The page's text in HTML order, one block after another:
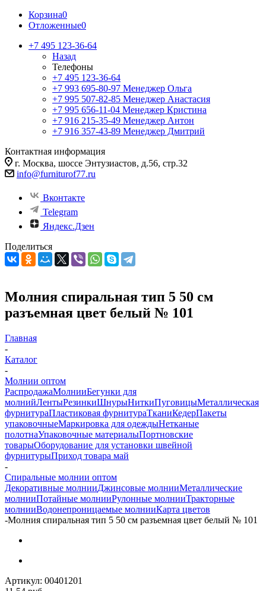
Корзина0
Отложенные0
+7 495 123-36-64
Назад
Телефоны
+7 495 123-36-64
+7 993 695-80-97 Менеджер Ольга
+7 995 507-82-85 Менеджер Анастасия
+7 995 656-11-04 Менеджер Кристина
+7 916 215-35-49 Менеджер Антон
+7 916 357-43-89 Менеджер Дмитрий
Контактная информация
г. Москва, шоссе Энтузиастов, д.56, стр.32
info@furniturof77.ru
Вконтакте
Telegram
Яндекс.Дзен
Поделиться
Молния спиральная тип 5 50 см
разъемная цвет белый № 101
Главная
-
Каталог
-
Молнии оптом
РаспродажаМолнииБегунки для
молнийЛентыРезинкиШнурыНиткиПуговицыМеталлическая
фурнитураПластиковая фурнитураТканиКедерПакеты
упаковочныеМаркировка для одеждыНетканые
полотнаУпаковочные материалыПортновские
товарыОборудование для установки швейной
фурнитурыПриход товара май
-
Спиральные молнии оптом
Декоративные молнииДжинсовые молнииМеталлические
молнииПотайные молнииРулонные молнииТракторные
молнииВодонепроницаемые молнииКарта цветов
-Молния спиральная тип 5 50 см разъемная цвет белый № 101
Артикул: 00401201